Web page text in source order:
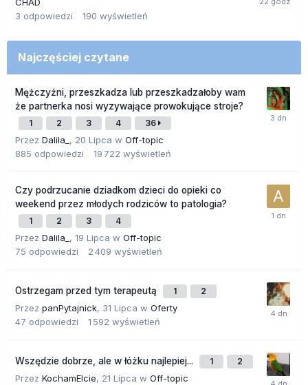
CHAD
3 odpowiedzi 190 wyświetleń
Najczęściej czytane
Mężczyźni, przeszkadza lub przeszkadzałoby wam
że partnerka nosi wyzywające prowokujące stroje?
1 2 3 4 36
Przez Dalila_ , 20 Lipca w Off-topic
885 odpowiedzi 19 722 wyświetleń
Czy podrzucanie dziadkom dzieci do opieki co
weekend przez młodych rodziców to patologia?
1 2 3 4
Przez Dalila_ , 19 Lipca w Off-topic
75 odpowiedzi 2 409 wyświetleń
Ostrzegam przed tym terapeutą 1 2
Przez panPytajnick, 31 Lipca w Oferty
47 odpowiedzi 1 592 wyświetleń
Wszędzie dobrze, ale w łóżku najlepiej... 1 2
Przez KochamElcie, 21 Lipca w Off-topic